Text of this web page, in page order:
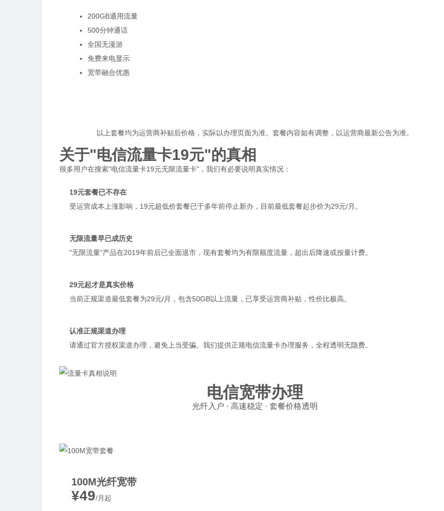
200GB通用流量
500分钟通话
全国无漫游
免费来电显示
宽带融合优惠
以上套餐均为运营商补贴后价格，实际以办理页面为准。套餐内容如有调整，以运营商最新公告为准。
关于"电信流量卡19元"的真相
很多用户在搜索"电信流量卡19元无限流量卡"，我们有必要说明真实情况：
19元套餐已不存在
受运营成本上涨影响，19元超低价套餐已于多年前停止新办，目前最低套餐起步价为29元/月。
无限流量早已成历史
"无限流量"产品在2019年前后已全面退市，现有套餐均为有限额度流量，超出后降速或按量计费。
29元起才是真实价格
当前正规渠道最低套餐为29元/月，包含50GB以上流量，已享受运营商补贴，性价比极高。
认准正规渠道办理
请通过官方授权渠道办理，避免上当受骗。我们提供正规电信流量卡办理服务，全程透明无隐费。
电信宽带办理
光纤入户 · 高速稳定 · 套餐价格透明
100M光纤宽带
¥49/月起